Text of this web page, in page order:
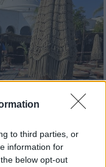
to third parties, or
information for
below opt-out